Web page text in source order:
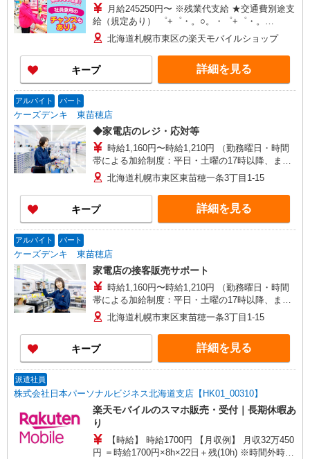
月給245250円〜 ※残業代支給 ★交通費別途支
給（規定あり） ゜+゜・。○。・゜+゜・。
○。・゜+゜ 入社祝い金10万円支給(規定有) お友達
を紹介頂くと, インセンティブ支給(規定有) ゜・。
○。・゜+゜・。○。・゜+゜
北海道札幌市東区の楽天モバイルショップ
キープ 詳細を見る
アルバイト パート
ケーズデンキ 東苗穂店
◆家電店のレジ・応対等
時給1,160円〜時給1,210円 （勤務曜日・時間
帯による加給制度：平日・土曜の17時以降、また
は日曜・祝日の終日は勤務1時間につき50円加給）
※加給制度は学生スタッフ対象外です
北海道札幌市東区東苗穂一条3丁目1-15
キープ 詳細を見る
アルバイト パート
ケーズデンキ 東苗穂店
家電店の接客販売サポート
時給1,160円〜時給1,210円 （勤務曜日・時間
帯による加給制度：平日・土曜の17時以降、また
は日曜・祝日の終日は勤務1時間につき50円加給）
※加給制度は学生スタッフ対象外です
北海道札幌市東区東苗穂一条3丁目1-15
キープ 詳細を見る
派遣社員
株式会社日本パーソナルビジネス北海道支店【HK01_00310】
楽天モバイルのスマホ販売・受付｜長期休暇あ
り
【時給】 時給1700円 【月収例】 月収32万450
円 ＝時給1700円×8h×22日＋残(10h) ※時間外時給